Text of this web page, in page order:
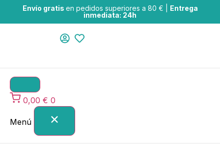
Envío gratis en pedidos superiores a 80 € | Entrega
inmediata: 24h
0,00 € 0
Menú